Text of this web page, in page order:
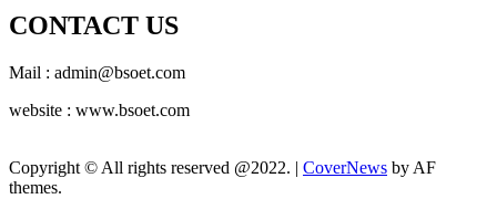
CONTACT US
Mail : admin@bsoet.com
website : www.bsoet.com
Copyright © All rights reserved @2022. | CoverNews by AF
themes.